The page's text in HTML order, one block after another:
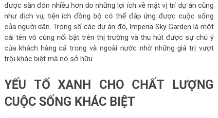
được săn đón nhiều hơn do những lợi ích về mặt vị trí dự án cũng
như dịch vụ, tiện ích đồng bộ có thể đáp ứng được cuộc sống
của người dân. Trong số các dự án đó, Imperia Sky Garden là một
cái tên vô cùng nổi bật trên thị trường và thu hút được sự chú ý
của khách hàng cả trong và ngoài nước nhờ những giá trị vượt
trội khác biệt mà nó sở hữu.
YẾU TỐ XANH CHO CHẤT LƯỢNG
CUỘC SỐNG KHÁC BIỆT